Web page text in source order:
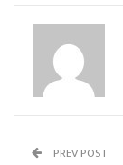
PREV POST